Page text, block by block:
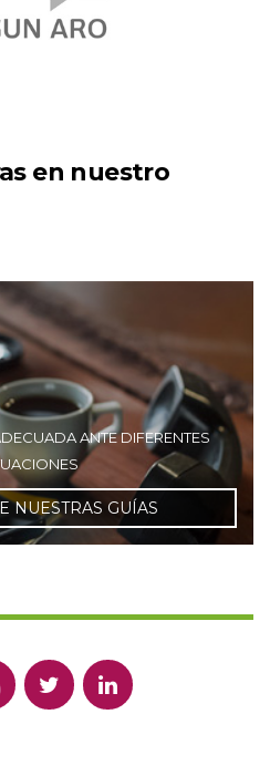
en nuestro
ANTE DIFERENTES
NUESTRAS GUÍAS